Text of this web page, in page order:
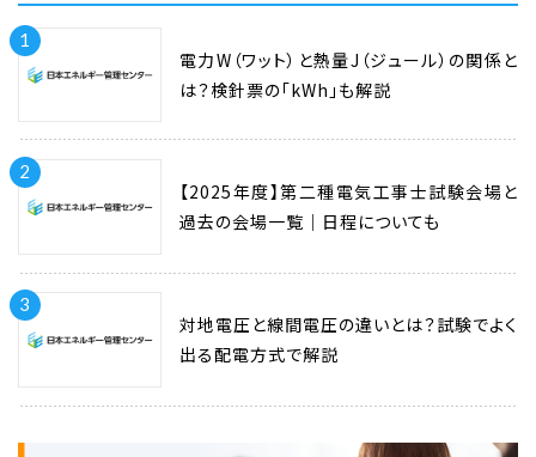
1
電力W（ワット）と熱量J（ジュール）の関係と
は？検針票の「kWh」も解説
2
【2025年度】第二種電気工事士試験会場と
過去の会場一覧｜日程についても
3
対地電圧と線間電圧の違いとは？試験でよく
出る配電方式で解説